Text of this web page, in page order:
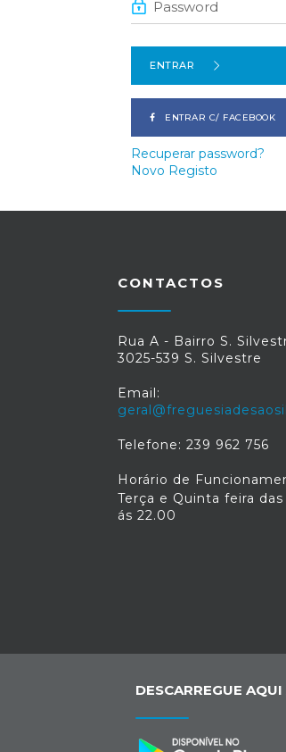
ENTRAR
ENTRAR C/ FACEBOOK
Recuperar password?
Novo Registo
CONTACTOS
Rua A - Bairro S.
3025-539 S. Silvestre
Email:
Telefone: 239 962 756
Horário de
Terça e Quinta feira
ás 22.00
DESCARREGUE